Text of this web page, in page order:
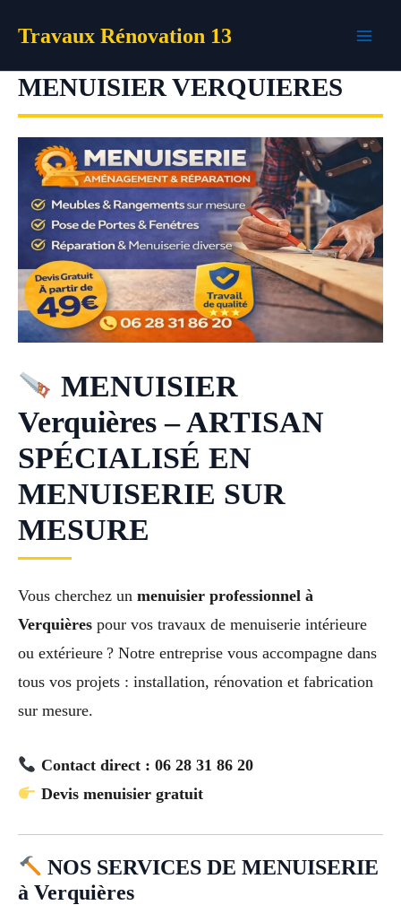
Travaux Rénovation 13
MENUISIER VERQUIERES
MENUISIER
Verquières – ARTISAN
SPÉCIALISÉ EN
MENUISERIE SUR
MESURE
Vous cherchez un menuisier professionnel à
Verquières pour vos travaux de menuiserie intérieure
ou extérieure ? Notre entreprise vous accompagne dans
tous vos projets : installation, rénovation et fabrication
sur mesure.
Contact direct : 06 28 31 86 20
Devis menuisier gratuit
NOS SERVICES DE MENUISERIE
à Verquières